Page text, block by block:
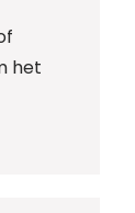
het